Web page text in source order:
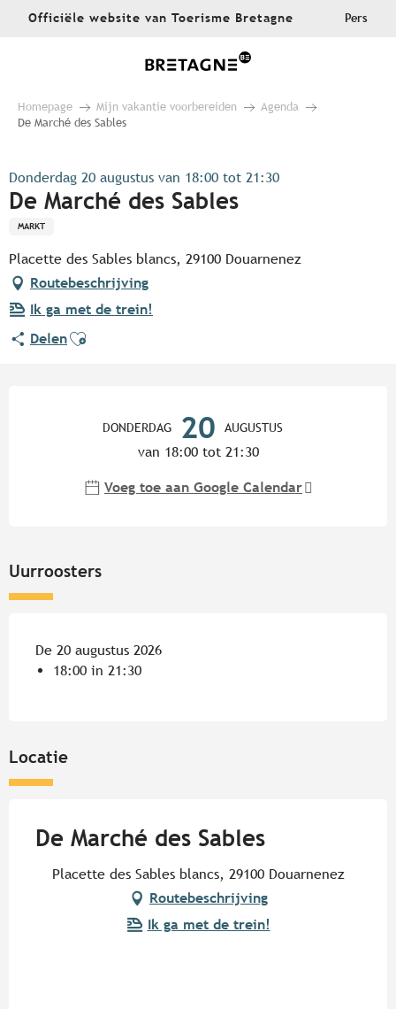
AllerOfficiële website van Toerisme Bretagne Pers
Homepage Mijn vakantie voorbereiden
Agenda
De Marché des Sables
Donderdag 20 augustus van 18:00 tot 21:30
De Marché des Sables
MARKT
Placette des Sables blancs, 29100 Douarnenez
Routebeschrijving
Ik ga met de trein!
DelenAjouter aux favoris
DONDERDAG 20 AUGUSTUS
van 18:00 tot 21:30
Voeg toe aan Google Calendar
Uurroosters
De 20 augustus 2026
18:00 in 21:30
Locatie
De Marché des Sables
Placette des Sables blancs, 29100 Douarnenez
Routebeschrijving
Ik ga met de trein!